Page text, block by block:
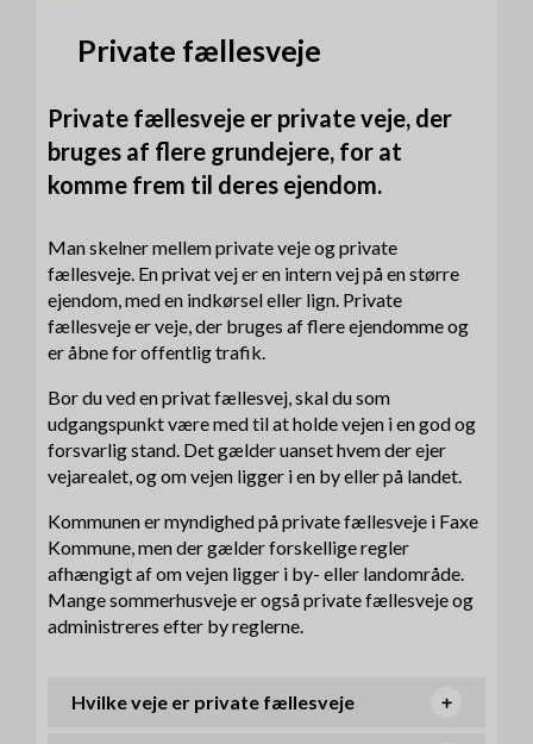
Private fællesveje
Private fællesveje er private veje, der
bruges af flere grundejere, for at
komme frem til deres ejendom.
Man skelner mellem private veje og private
fællesveje. En privat vej er en intern vej på en større
ejendom, med en indkørsel eller lign. Private
fællesveje er veje, der bruges af flere ejendomme og
er åbne for offentlig trafik.
Bor du ved en privat fællesvej, skal du som
udgangspunkt være med til at holde vejen i en god og
forsvarlig stand. Det gælder uanset hvem der ejer
vejarealet, og om vejen ligger i en by eller på landet.
Kommunen er myndighed på private fællesveje i Faxe
Kommune, men der gælder forskellige regler
afhængigt af om vejen ligger i by- eller landområde.
Mange sommerhusveje er også private fællesveje og
administreres efter by reglerne.
Hvilke veje er private fællesveje